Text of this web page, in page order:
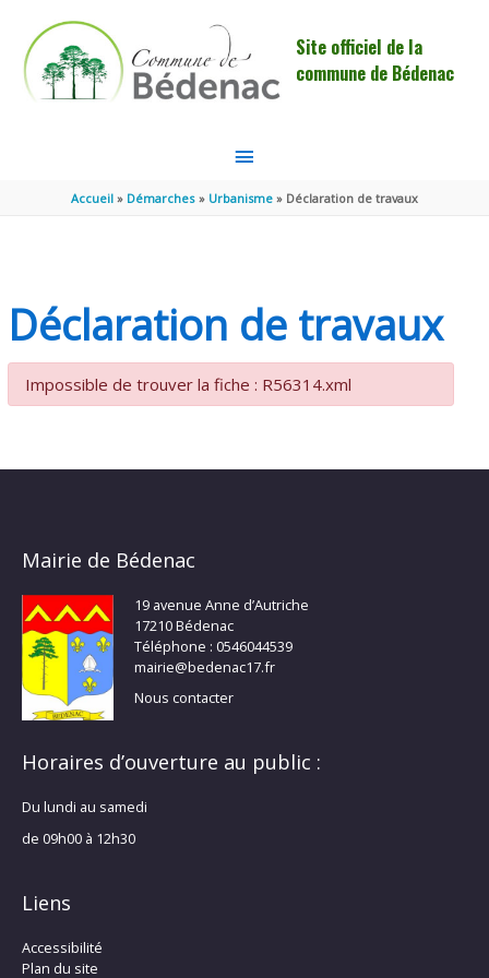
Site officiel de la
commune de Bédenac
MENU
PRINCIPAL
Accueil Démarches Urbanisme Déclaration de travaux
Déclaration de travaux
Impossible de trouver la fiche : R56314.xml
Mairie de Bédenac
19 avenue Anne d’Autriche
17210 Bédenac
Téléphone : 0546044539
mairie@bedenac17.fr
Nous contacter
Horaires d’ouverture au public :
Du lundi au samedi
de 09h00 à 12h30
Liens
Accessibilité
Plan du site